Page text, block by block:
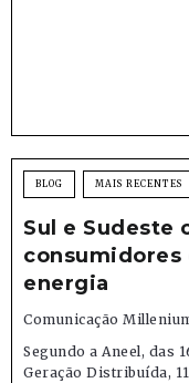
BLOG MAIS RECENTES
Sul e Sudeste
consumidores
energia
Comunicação
Segundo a Aneel, das
Geração Distribuída,